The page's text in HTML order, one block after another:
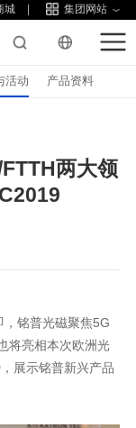
城 集团网站
活动 产品资料